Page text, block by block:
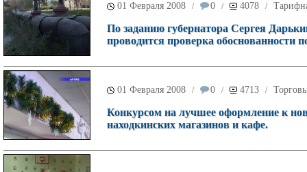
01 Февраля 2008 / 0 / 4078 /
По заданию губернатора Сергея
проводится проверка
01 Февраля 2008 / 0 / 4713 /
Конкурсом на лучшее оформление к
находкинских магазинов и кафе.